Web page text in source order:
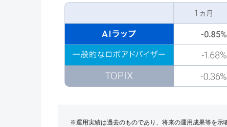
※運用実績は過去のものであり、将来の運用成果等を示